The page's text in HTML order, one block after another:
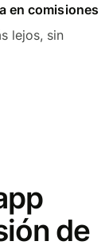
en comisiones
lejos, sin
de